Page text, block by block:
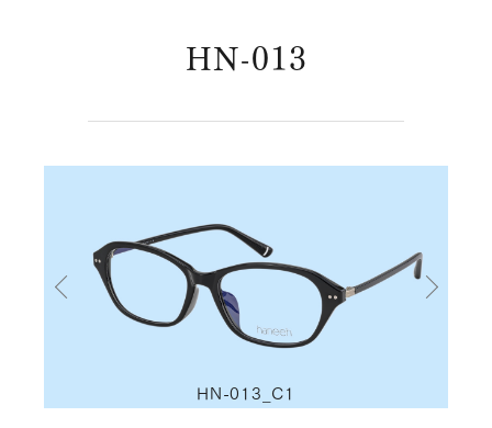
HN-013
HN-013_C1